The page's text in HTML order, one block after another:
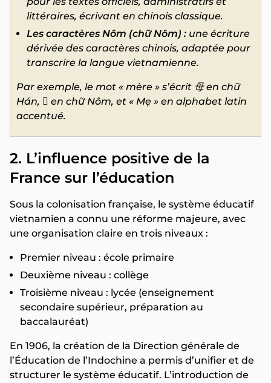
littéraires, écrivant en chinois classique.
Les caractères Nôm (chữ Nôm) : une écriture
dérivée des caractères chinois, adaptée pour
transcrire la langue vietnamienne.
Par exemple, le mot « mère » s’écrit 母 en chữ
Hán, 𡘇 en chữ Nôm, et « Mẹ » en alphabet latin
accentué.
2. L’influence positive de la
France sur l’éducation
Sous la colonisation française, le système éducatif
vietnamien a connu une réforme majeure, avec
une organisation claire en trois niveaux :
Premier niveau : école primaire
Deuxième niveau : collège
Troisième niveau : lycée (enseignement
secondaire supérieur, préparation au
baccalauréat)
En 1906, la création de la Direction générale de
l’Éducation de l’Indochine a permis d’unifier et de
structurer le système éducatif. L’introduction de